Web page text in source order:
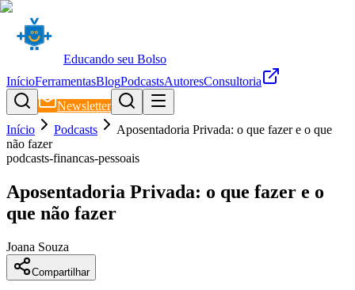
Educando seu Bolso
InícioFerramentasBlogPodcastsAutoresConsultoria
Newsletter
Início
Podcasts
Aposentadoria Privada: o que fazer e o que
não fazer
podcasts-financas-pessoais
Aposentadoria Privada: o que fazer e o
que não fazer
Joana Souza
Compartilhar